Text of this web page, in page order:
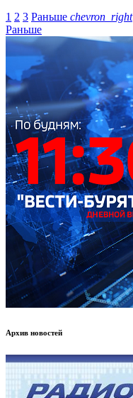
1 2 3 Раньше chevron_right
Раньше
Архив новостей